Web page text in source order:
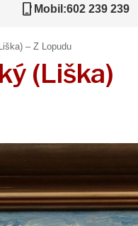
phone_iphone Mobil:602 239 239
– Z Lopudu
(Liška)